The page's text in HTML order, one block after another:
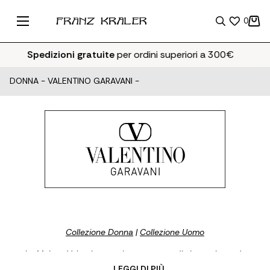
0
Spedizioni gratuiteper ordini superiori a 300€
DONNA - VALENTINO GARAVANI -
Collezione Donna |Collezione Uomo
La Maison Valentino esprime un punto di vista sul mondo
contemporaneo. Il precedente Direttore Creativo, Pierpaolo